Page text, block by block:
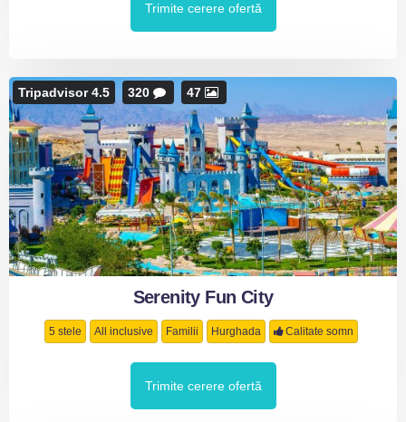
Trimite cerere ofertă
Tripadvisor 4.5 320 47
Serenity Fun City
5 stele All inclusive Familii Hurghada Calitate somn
Trimite cerere ofertă